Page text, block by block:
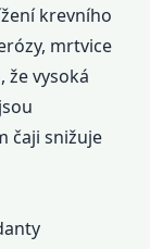
krevního
mrtvice
že vysoká
čaji snižuje